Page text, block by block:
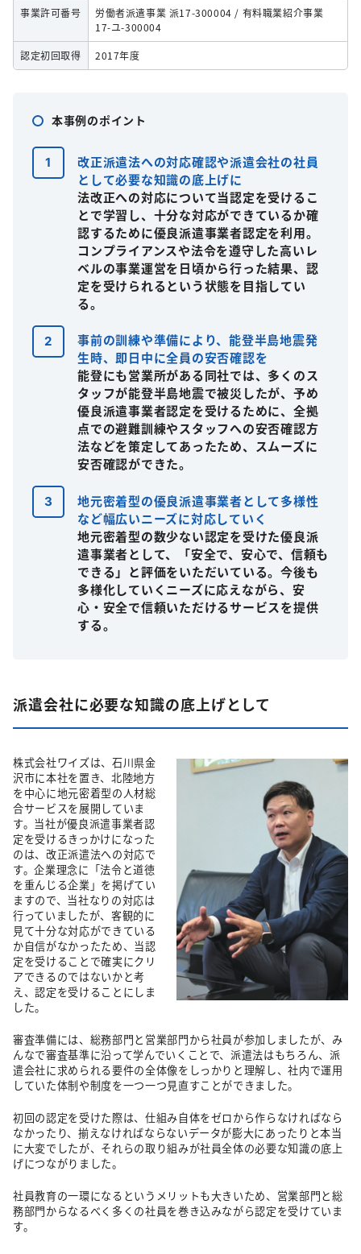
事業許可番号
労働者派遣事業 派17-300004 / 有料職業紹介事業
17-ユ-300004
認定初回取得 2017年度
本事例のポイント
改正派遣法への対応確認や派遣会社の社員
として必要な知識の底上げに
法改正への対応について当認定を受けるこ
とで学習し、十分な対応ができているか確
認するために優良派遣事業者認定を利用。
コンプライアンスや法令を遵守した高いレ
ベルの事業運営を日頃から行った結果、認
定を受けられるという状態を目指してい
る。
事前の訓練や準備により、能登半島地震発
生時、即日中に全員の安否確認を
能登にも営業所がある同社では、多くのス
タッフが能登半島地震で被災したが、予め
優良派遣事業者認定を受けるために、全拠
点での避難訓練やスタッフへの安否確認方
法などを策定してあったため、スムーズに
安否確認ができた。
地元密着型の優良派遣事業者として多様性
など幅広いニーズに対応していく
地元密着型の数少ない認定を受けた優良派
遣事業者として、「安全で、安心で、信頼も
できる」と評価をいただいている。今後も
多様化していくニーズに応えながら、安
心・安全で信頼いただけるサービスを提供
する。
派遣会社に必要な知識の底上げとして
株式会社ワイズは、石川県金
沢市に本社を置き、北陸地方
を中心に地元密着型の人材総
合サービスを展開していま
す。当社が優良派遣事業者認
定を受けるきっかけになった
のは、改正派遣法への対応で
す。企業理念に「法令と道徳
を重んじる企業」を掲げてい
ますので、当社なりの対応は
行っていましたが、客観的に
見て十分な対応ができている
か自信がなかったため、当認
定を受けることで確実にクリ
アできるのではないかと考
え、認定を受けることにしま
した。
審査準備には、総務部門と営業部門から社員が参加しましたが、み
んなで審査基準に沿って学んでいくことで、派遣法はもちろん、派
遣会社に求められる要件の全体像をしっかりと理解し、社内で運用
していた体制や制度を一つ一つ見直すことができました。
初回の認定を受けた際は、仕組み自体をゼロから作らなければなら
なかったり、揃えなければならないデータが膨大にあったりと本当
に大変でしたが、それらの取り組みが社員全体の必要な知識の底上
げにつながりました。
社員教育の一環になるというメリットも大きいため、営業部門と総
務部門からなるべく多くの社員を巻き込みながら認定を受けていま
す。